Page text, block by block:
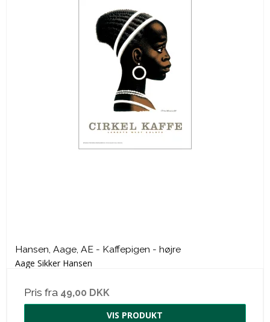
Hansen, Aage, AE - Kaffepigen - højre
Aage Sikker Hansen
Pris fra 49,00 DKK
VIS PRODUKT